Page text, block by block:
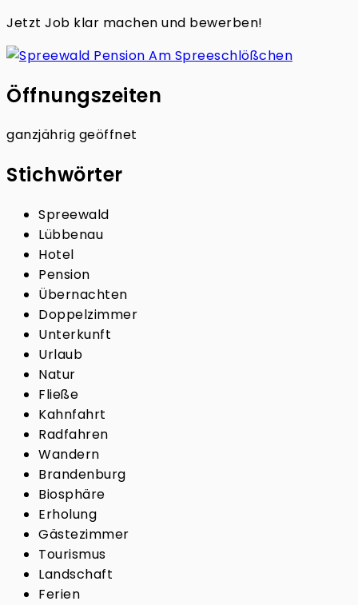
Jetzt Job klar machen und bewerben!
Öffnungszeiten
ganzjährig geöffnet
Stichwörter
Spreewald
Lübbenau
Hotel
Pension
Übernachten
Doppelzimmer
Unterkunft
Urlaub
Natur
Fließe
Kahnfahrt
Radfahren
Wandern
Brandenburg
Biosphäre
Erholung
Gästezimmer
Tourismus
Landschaft
Ferien